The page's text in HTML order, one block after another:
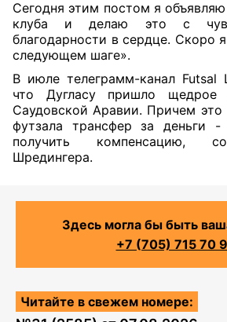
Сегодня этим постом я
клуба и делаю это с
благодарности в сердце. Скоро
следующем шаге».
В июле телеграмм-канал Futsal
что Дугласу пришло щедрое
Саудовской Аравии. Причем это
футзала трансфер за деньги
получить компенсацию,
Шредингера.
Здесь могла бы быть
+7 (705) 715 70
Читайте в свежем номере: